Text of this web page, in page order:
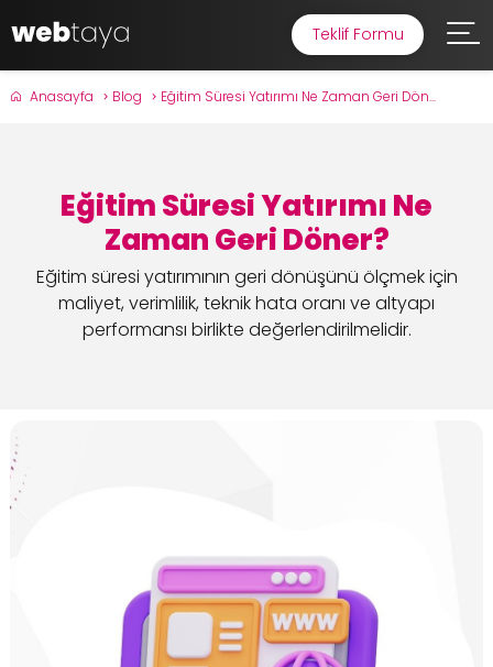
Teklif Formu
Anasayfa Blog Eğitim Süresi Yatırımı Ne Zaman Geri Dön...
Eğitim Süresi Yatırımı Ne
Zaman Geri Döner?
Eğitim süresi yatırımının geri dönüşünü ölçmek için
maliyet, verimlilik, teknik hata oranı ve altyapı
performansı birlikte değerlendirilmelidir.